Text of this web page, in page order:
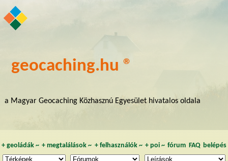
geocaching.hu ®
a Magyar Geocaching Közhasznú Egyesület hivatalos oldala
+ geoládák~ +megtalálások ~ + felhasználók~ + poi~ fórum FAQ belépés